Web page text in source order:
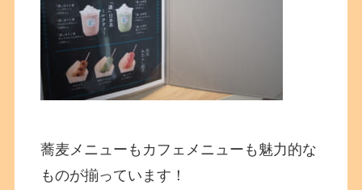
蕎麦メニューもカフェメニューも魅力的な
ものが揃っています！